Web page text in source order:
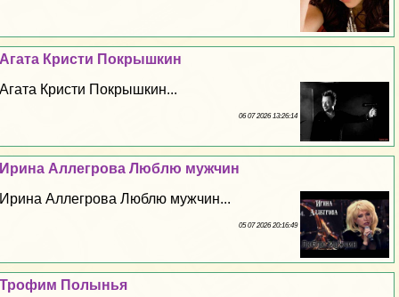
Агата Кристи Покрышкин
Агата Кристи Покрышкин...
06 07 2026 13:26:14
Ирина Аллегрова Люблю мужчин
Ирина Аллегрова Люблю мужчин...
05 07 2026 20:16:49
Трофим Полынья